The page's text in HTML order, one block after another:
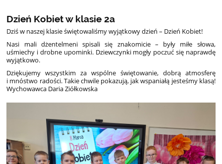
Dzień Kobiet w klasie 2a
Dziś w naszej klasie świętowaliśmy wyjątkowy dzień – Dzień Kobiet!
Nasi mali dżentelmeni spisali się znakomicie – były miłe słowa,
uśmiechy i drobne upominki. Dziewczynki mogły poczuć się naprawdę
wyjątkowo.
Dziękujemy wszystkim za wspólne świętowanie, dobrą atmosferę
i mnóstwo radości. Takie chwile pokazują, jak wspaniałą jesteśmy klasą!
️Wychowawca Daria Ziółkowska